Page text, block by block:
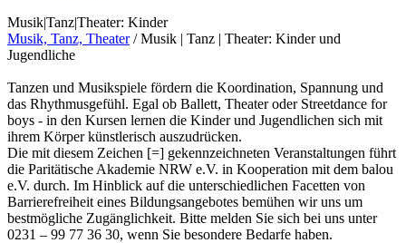
Musik|Tanz|Theater: Kinder
Musik, Tanz, Theater /Musik | Tanz | Theater: Kinder und
Jugendliche
Tanzen und Musikspiele fördern die Koordination, Spannung und
das Rhythmusgefühl. Egal ob Ballett, Theater oder Streetdance for
boys - in den Kursen lernen die Kinder und Jugendlichen sich mit
ihrem Körper künstlerisch auszudrücken.
Die mit diesem Zeichen [=] gekennzeichneten Veranstaltungen führt
die Paritätische Akademie NRW e.V. in Kooperation mit dem balou
e.V. durch. Im Hinblick auf die unterschiedlichen Facetten von
Barrierefreiheit eines Bildungsangebotes bemühen wir uns um
bestmögliche Zugänglichkeit. Bitte melden Sie sich bei uns unter
0231 – 99 77 36 30, wenn Sie besondere Bedarfe haben.